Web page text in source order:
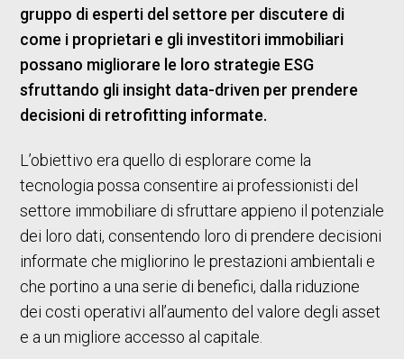
gruppo di esperti del settore per discutere di
come i proprietari e gli investitori immobiliari
possano migliorare le loro strategie ESG
sfruttando gli insight data-driven per prendere
decisioni di retrofitting informate.
L’obiettivo era quello di esplorare come la
tecnologia possa consentire ai professionisti del
settore immobiliare di sfruttare appieno il potenziale
dei loro dati, consentendo loro di prendere decisioni
informate che migliorino le prestazioni ambientali e
che portino a una serie di benefici, dalla riduzione
dei costi operativi all’aumento del valore degli asset
e a un migliore accesso al capitale.